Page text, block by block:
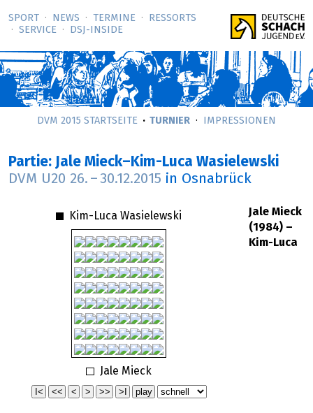
SPORT NEWS TERMINE
RESSORTS
SERVICE
DSJ-­INSIDE
DVM 2015 STARTSEITE TURNIER IMPRESSIONEN
Partie: Jale Mieck–Kim-Luca Wasielewski
DVM U20 26. – 30.12.2015 in Osnabrück
Kim-Luca Wasielewski
Jale Mieck
Jale Mieck
(1984) –
Kim-Luca